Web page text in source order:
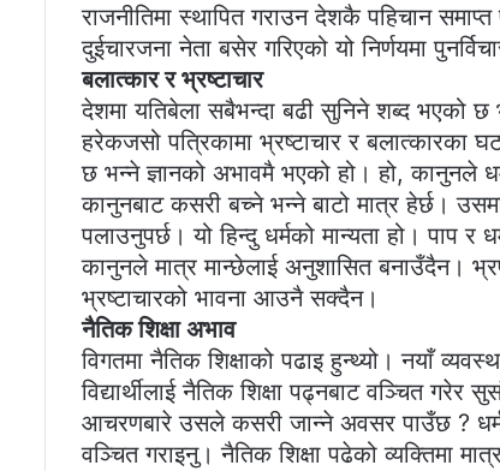
राजनीतिमा स्थापित गराउन देशकै पहिचान
दुईचारजना नेता बसेर गरिएको यो निर्णयमा
बलात्कार र भ्रष्टाचार
देशमा यतिबेला सबैभन्दा बढी सुनिने शब्द भएको
हरेकजसो पत्रिकामा भ्रष्टाचार र बलात्कारका
छ भन्ने ज्ञानको अभावमै भएको हो। हो, कानुनले
कानुनबाट कसरी बच्ने भन्ने बाटो मात्र हेर्छ।
पलाउनुपर्छ। यो हिन्दु धर्मको मान्यता हो।
कानुनले मात्र मान्छेलाई अनुशासित बनाउँदैन।
भ्रष्टाचारको भावना आउनै सक्दैन।
नैतिक शिक्षा अभाव
विगतमा नैतिक शिक्षाको पढाइ हुन्थ्यो। नयाँ
विद्यार्थीलाई नैतिक शिक्षा पढ्नबाट वञ्चित
आचरणबारे उसले कसरी जान्ने अवसर पाउँछ ? धर्म
वञ्चित गराइनु। नैतिक शिक्षा पढेको व्यक्तिमा